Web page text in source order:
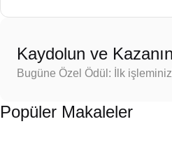
Kaydolun ve Kazanın
Bugüne Özel Ödül: İlk
Popüler Makaleler